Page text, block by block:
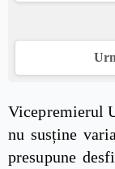
Vicepremierul
nu susține
presupune